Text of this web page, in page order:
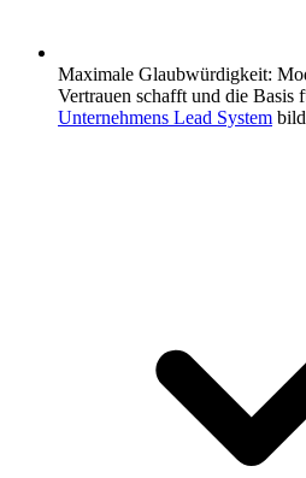
Maximale Glaubwürdigkeit:
Vertrauen schafft und die Basis
Unternehmens Lead System